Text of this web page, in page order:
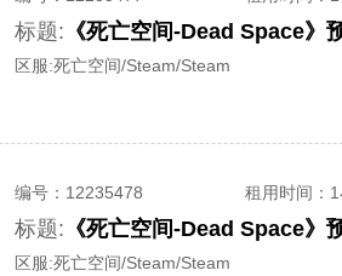
标题: 《死亡空间-Dead Space
区服:死亡空间/Steam/Steam
编号： 12235478 租用时间 ：
标题: 《死亡空间-Dead Space
区服:死亡空间/Steam/Steam